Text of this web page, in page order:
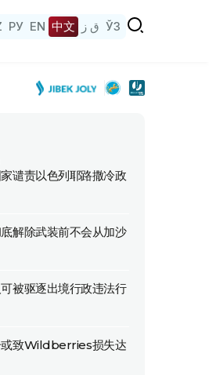
РУ EN 中文 ق ز ЎЗ
谴责以色列耶路撒冷政
解除武装前不会从加沙
被驱逐出境行政违法行
或致Wildberries损失达